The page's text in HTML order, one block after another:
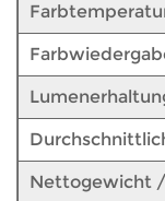
Nettogewicht